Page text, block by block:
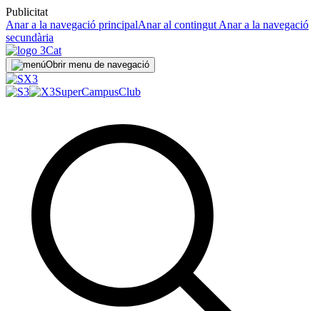
Publicitat
Anar a la navegació principalAnar al contingut Anar a la navegació
secundària
Obrir menu de navegació
SuperCampusClub